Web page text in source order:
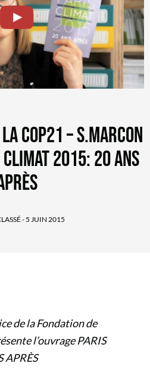
COP21 – S.MARCON
CLIMAT 2015: 20 ANS
- 5 JUIN 2015
de la Fondation de
l’ouvrage PARIS
APRÈS